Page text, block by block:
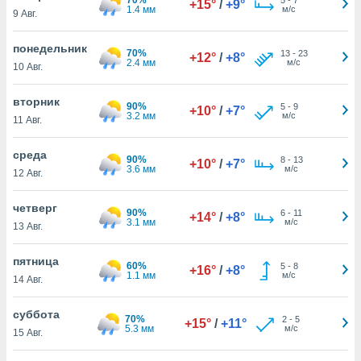
действия
рекламу
нашей
cookie
cookie
в
нашего
9 Авг.
1.4 мм
+15° / +9°
м/с
понедельник
10 Авг.
70%
2.4 мм
+12° / +8° 13- 23
м/с
вторник
11 Авг.
90%
3.2 мм
+10° / +7° 5- 9
м/с
среда
12 Авг.
90%
3.6 мм
+10° / +7° 8- 13
м/с
четверг
13 Авг.
90%
3.1 мм
+14° / +8° 6- 11
м/с
пятница
14 Авг.
60%
1.1 мм
+16° / +8° 5- 8
м/с
суббота
15 Авг.
70%
5.3 мм
+15° / +11° 2 -5
м/с